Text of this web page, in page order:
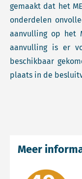
gemaakt dat het
onderdelen
aanvulling op het
aanvulling is er
beschikbaar
plaats in de
Meer